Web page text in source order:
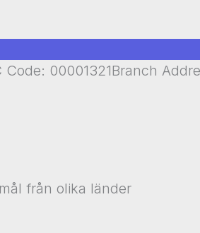
Code: 00001321Branch
från olika länder